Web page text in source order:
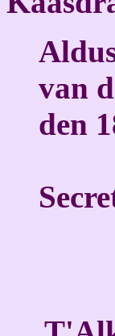
van
den